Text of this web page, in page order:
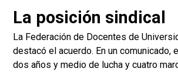
La posición sindical
La Federación de Docentes de
destacó el acuerdo. En un comunicado,
dos años y medio de lucha y cuatro